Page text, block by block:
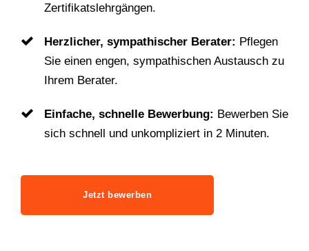
Zertifikatslehrgängen.
Herzlicher, sympathischer Berater: Pflegen
Sie einen engen, sympathischen Austausch zu
Ihrem Berater.
Einfache, schnelle Bewerbung: Bewerben Sie
sich schnell und unkompliziert in 2 Minuten.
Jetzt bewerben